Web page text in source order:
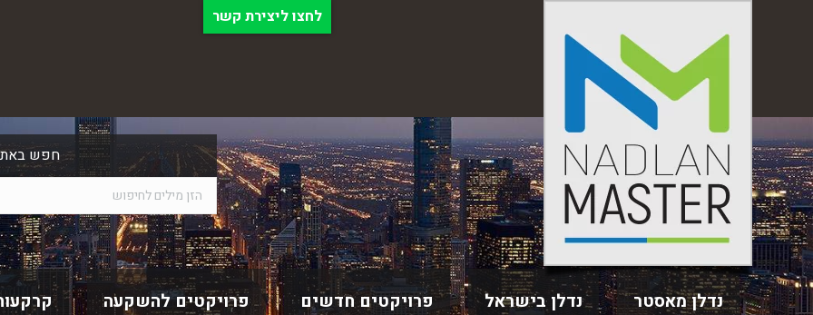
חפש
נדלן מאסטר נדלן בישראל פרויקטים חדשים פרויקטים להשקעה
לחצו ליצירת קשר